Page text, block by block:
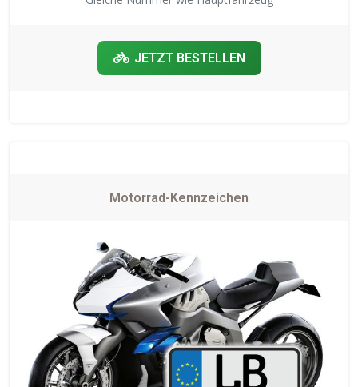
JETZT BESTELLEN
Motorrad-Kennzeichen